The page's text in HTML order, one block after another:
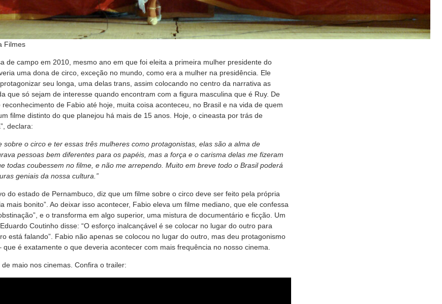
Filmes
de campo em 2010, mesmo ano em que foi eleita a primeira mulher presidente do
uma dona de circo, exceção no mundo, como era a mulher na presidência. Ele
seu longa, uma delas trans, assim colocando no centro da narrativa as
que só sejam de interesse quando encontram com a figura masculina que é Ruy. De
de Fabio até hoje, muita coisa aconteceu, no Brasil e na vida de quem
filme distinto do que planejou há mais de 15 anos. Hoje, o cineasta por trás de
declara:
sobre o circo e ter essas três mulheres como protagonistas, elas são a alma de
pessoas bem diferentes para os papéis, mas a força e o carisma delas me fizeram
todas coubessem no filme, e não me arrependo. Muito em breve todo o Brasil poderá
geniais da nossa cultura.”
do estado de Pernambuco, diz que um filme sobre o circo deve ser feito pela própria
mais bonito”. Ao deixar isso acontecer, Fabio eleva um filme mediano, que ele confessa
e o transforma em algo superior, uma mistura de documentário e ficção. Um
Coutinho disse: “O esforço inalcançável é se colocar no lugar do outro para
está falando”. Fabio não apenas se colocou no lugar do outro, mas deu protagonismo
é exatamente o que deveria acontecer com mais frequência no nosso cinema.
maio nos cinemas. Confira o trailer: